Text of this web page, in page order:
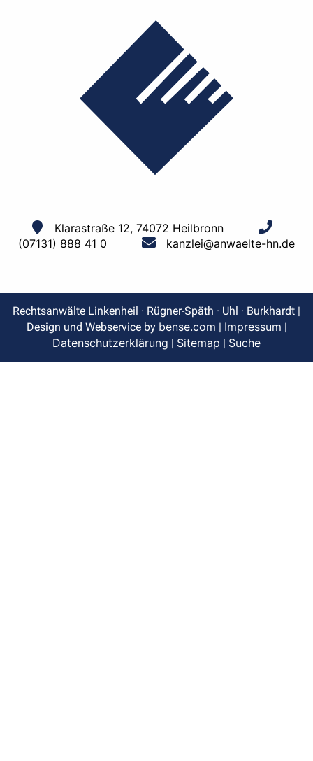
Klarastraße 12, 74072 Heilbronn
(07131) 888 41 0
kanzlei@anwaelte-hn.de
Rechtsanwälte Linkenheil · Rügner-Späth · Uhl · Burkhardt |
Design und Webservice by bense.com | Impressum |
Datenschutzerklärung | Sitemap | Suche